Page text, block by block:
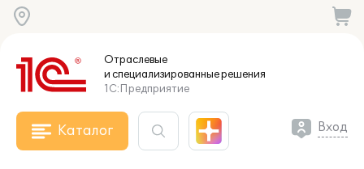
Отраслевые
и специализированныерешения
1С:Предприятие
Каталог Вход